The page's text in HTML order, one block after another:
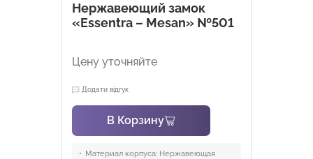
Нержавеющий замок
«Essentra – Mesan» №501
Цену уточняйте
Додати відгук
В Корзину
Материал корпуса: Нержавеющая